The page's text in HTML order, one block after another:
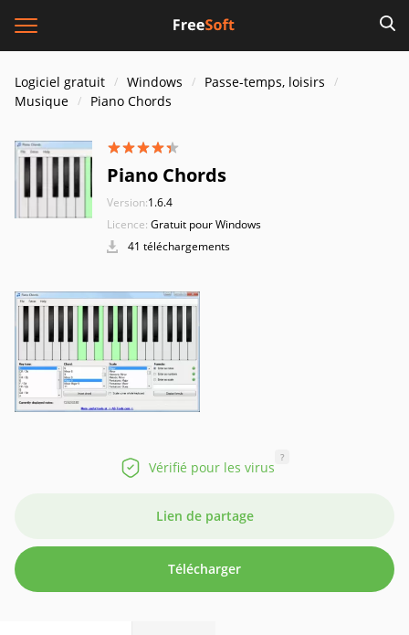
Logiciel gratuit Windows
Passe-temps, loisirs
Musique
Piano Chords
Piano Chords
Version:1.6.4
Licence: Gratuit pour Windows
41 téléchargements
Vérifié pour les virus
?
Lien de partage
Télécharger